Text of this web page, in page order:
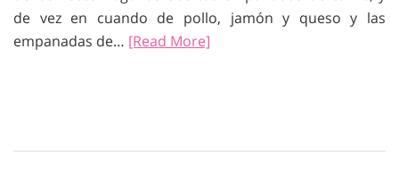
de vez en cuando de pollo, jamón y queso y las
empanadas de… [Read More]